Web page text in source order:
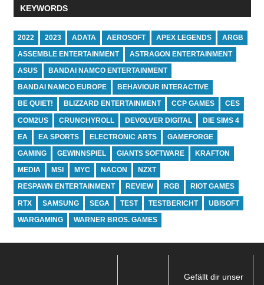
KEYWORDS
2022 2023 ADATA AEROSOFT APEX LEGENDS ARGB
ASSEMBLE ENTERTAINMENT ASTRAGON ENTERTAINMENT
ASUS BANDAI NAMCO ENTERTAINMENT
BANDAI NAMCO EUROPE BEHAVIOUR INTERACTIVE
BE QUIET! BLIZZARD ENTERTAINMENT CCP GAMES CES
COM2US CRUNCHYROLL DEVOLVER DIGITAL DIE SIMS 4
EA EA SPORTS ELECTRONIC ARTS GAMEFORGE
GAMING GEWINNSPIEL GIANTS SOFTWARE KRAFTON
MEDIA MSI MYC NACON NZXT
RESPAWN ENTERTAINMENT REVIEW RGB RIOT GAMES
RTX SAMSUNG SEGA TEST TESTBERICHT UBISOFT
WARGAMING WARNER BROS. GAMES
Gefällt dir unser